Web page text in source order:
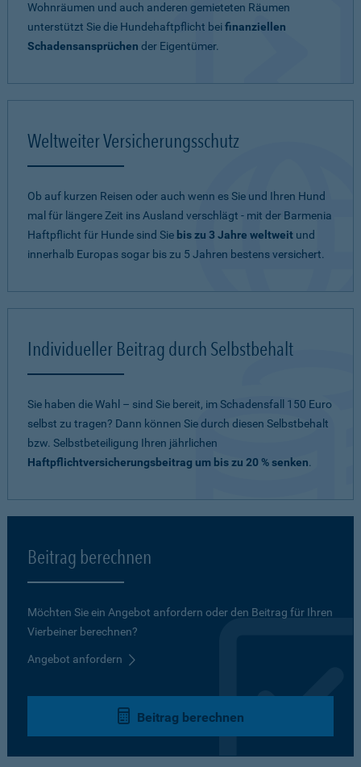
Wohnräumen und auch anderen gemieteten Räumen
unterstützt Sie die Hundehaftpflicht beifinanziellen
Schadensansprüchen der Eigentümer.
Weltweiter Versicherungsschutz
Ob auf kurzen Reisen oder auch wenn es Sie und Ihren Hund
mal für längere Zeit ins Ausland verschlägt - mit der Barmenia
Haftpflicht für Hunde sind Sie bis zu 3 Jahre weltweit und
innerhalb Europas sogar bis zu 5 Jahren bestens versichert.
Individueller Beitrag durch Selbstbehalt
Sie haben die Wahl – sind Sie bereit, im Schadensfall 150 Euro
selbst zu tragen? Dann können Sie durch diesen Selbstbehalt
bzw. Selbstbeteiligung Ihren jährlichen
Haftpflichtversicherungsbeitrag um bis zu 20 % senken.
Beitrag berechnen
Möchten Sie ein Angebot anfordern oder den Beitrag für Ihren
Vierbeiner berechnen?
Angebot anfordern
Beitrag berechnen